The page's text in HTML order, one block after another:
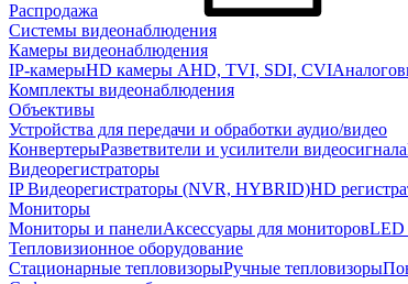
Распродажа
Системы видеонаблюдения
Камеры видеонаблюдения
IP-камерыHD камеры AHD, TVI, SDI, CVI
Комплекты видеонаблюдения
Объективы
Устройства для передачи и обработки аудио/видео
КонвертерыРазветвители и усилители видеосигнала
Видеорегистраторы
IP Видеорегистраторы (NVR, HYBRID)HD
Мониторы
Мониторы и панелиАксессуары для мониторовLED
Тепловизионное оборудование
Стационарные тепловизорыРучные тепловизоры